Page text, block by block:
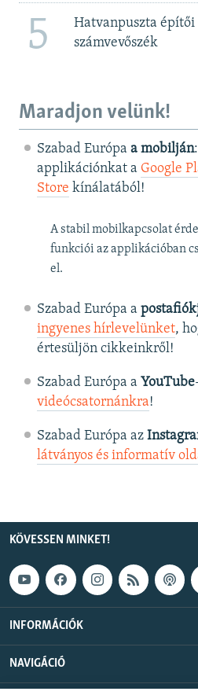
5
Hatvanpuszta építői
számvevőszék
Maradjon velünk!
Szabad Európa a mobilján
applikációnkat a Google
Store kínálatából!
A stabil mobilkapcsolat
funkciói az applikációban
el.
Szabad Európa a
ingyenes hírlevelünket,
értesüljön cikkeinkről!
Szabad Európa a YouTube
videócsatornánkra!
Szabad Európa az
látványos és informatív
KÖVESSEN MINKET!
INFORMÁCIÓK
NAVIGÁCIÓ